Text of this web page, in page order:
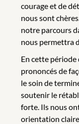
courage et de
nous sont
notre parcours
nous permettra
En cette période
prononcés de
le soin de
soutenir le
forte. Ils nous
orientation